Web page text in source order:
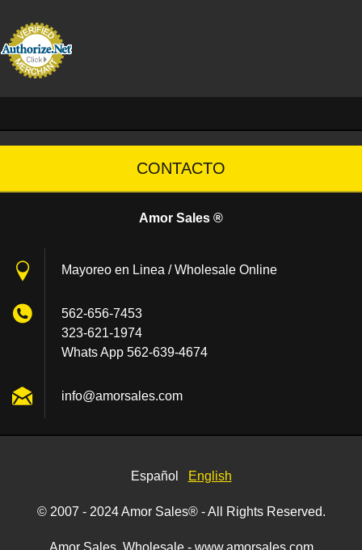
CONTACTO
Amor Sales ®
Mayoreo en Linea / Wholesale Online
562-656-7453
323-621-1974
Whats App 562-639-4674
info@amorsales.com
Español English
© 2007 - 2024 Amor Sales® - All Rights Reserved.
Amor Sales, Wholesale - www.amorsales.com